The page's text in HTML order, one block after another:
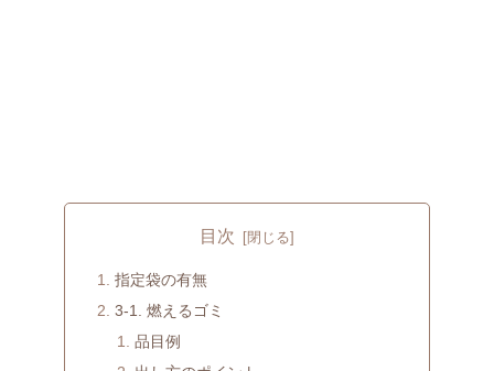
目次
指定袋の有無
3-1. 燃えるゴミ
品目例